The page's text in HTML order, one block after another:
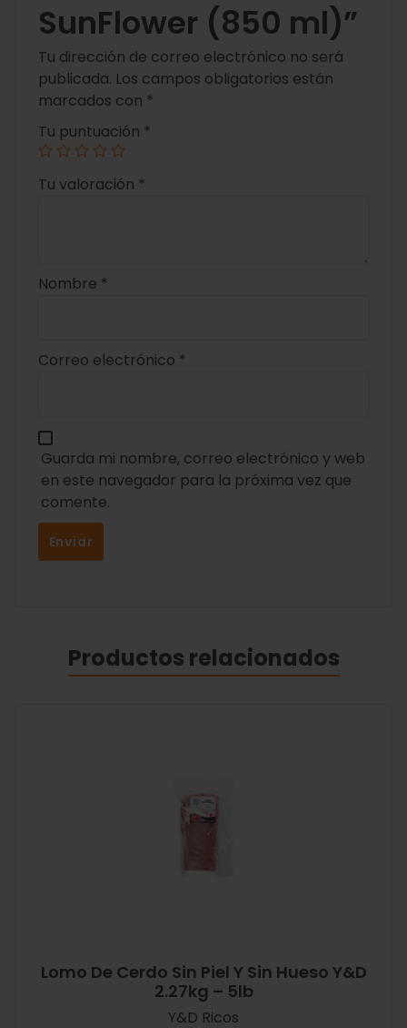
SunFlower (850 ml)”
Tu dirección de correo electrónico no será
publicada. Los campos obligatorios están
marcados con *
Tu puntuación *
Tu valoración *
Nombre *
Correo electrónico *
Guarda mi nombre, correo electrónico y web
en este navegador para la próxima vez que
comente.
Productos relacionados
Lomo De Cerdo Sin Piel Y Sin Hueso Y&D
2.27kg – 5lb
Y&D Ricos